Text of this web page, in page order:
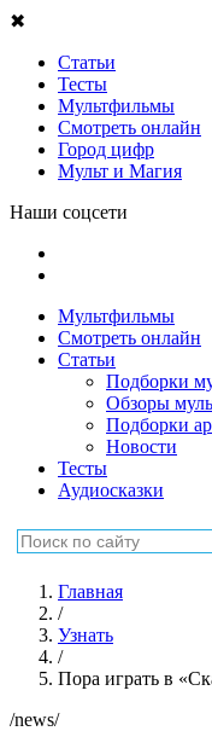
✖
Статьи
Тесты
Мультфильмы
Смотреть онлайн
Город цифр
Мульт и Магия
Наши соцсети
Мультфильмы
Смотреть онлайн
Статьи
Подборки
Обзоры
Подборки
Новости
Тесты
Аудиосказки
Главная
/
Узнать
/
Пора играть в
/news/